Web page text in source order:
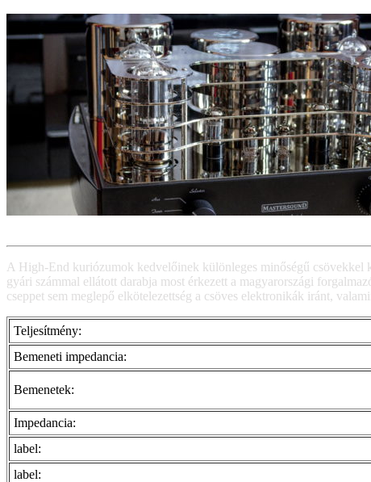
A High-End kuriózumok kedvelőinek különleges minőségű
gyári számmal ellátott darabja most érkezett a magyarországi
cseppet sem meglepő elkötelezettség a csöves elektronikák iránt,
Teljesítmény:
Bemeneti impedancia:
Bemenetek:
Impedancia:
label:
label: